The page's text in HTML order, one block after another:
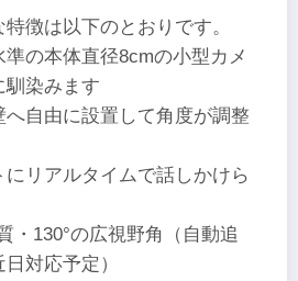
徴は以下のとおりです。
の本体直径8cmの小型カメ
馴染みます
自由に設置して角度が調整
リアルタイムで話しかけら
・130°の広視野角（自動追
対応予定）